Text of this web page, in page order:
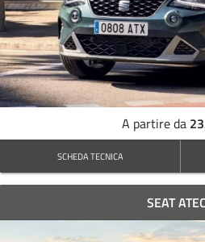
A partire da
SCHEDA TECNICA
SEAT